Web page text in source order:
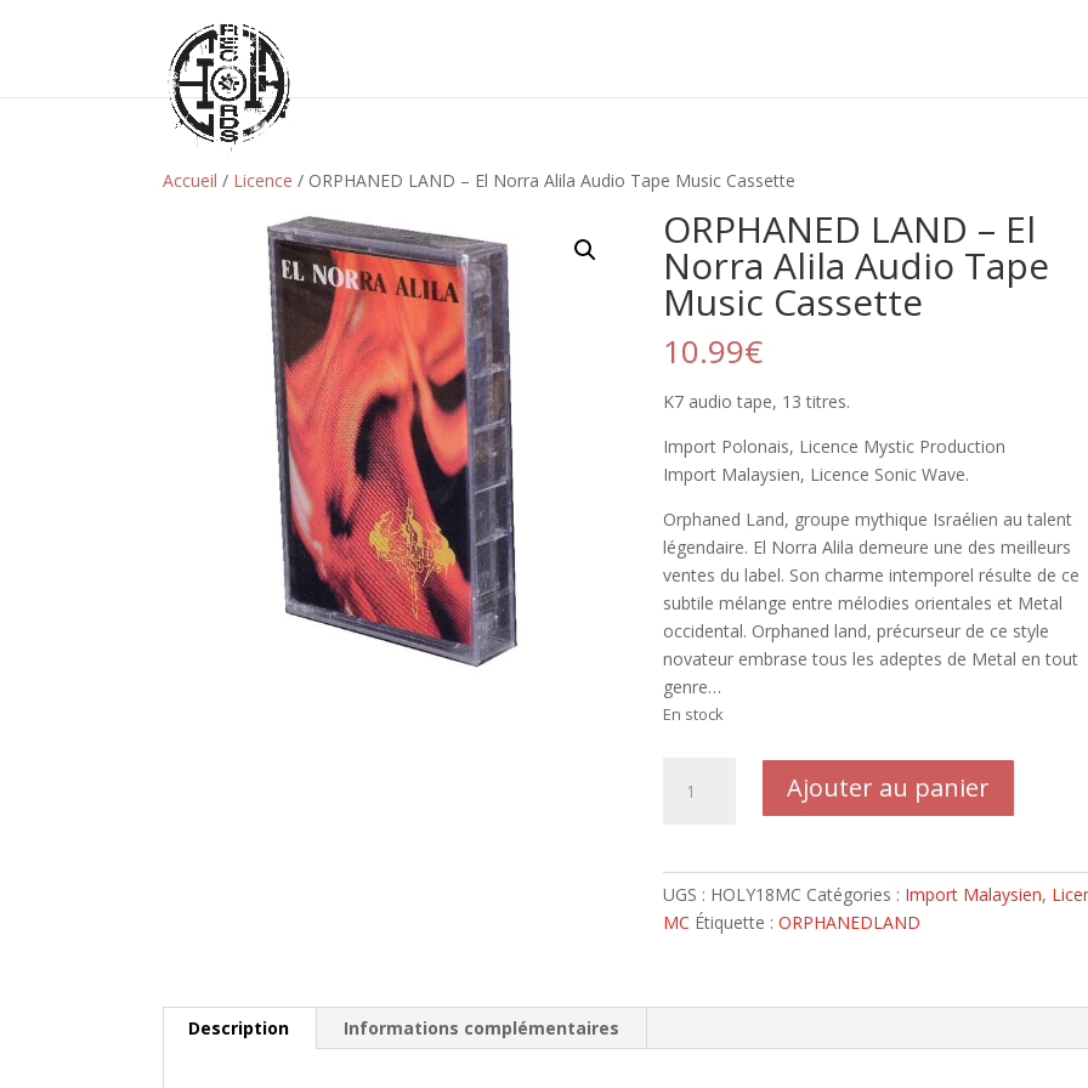
Accueil / Licence / ORPHANED LAND – El Norra Alila Audio Tape Music Cassette
ORPHANED LAND – El
Norra Alila Audio Tape
Music Cassette
10.99€
K7 audio tape, 13 titres.
Import Polonais, Licence Mystic Production
Import Malaysien, Licence Sonic Wave.
Orphaned Land, groupe mythique Israélien au talent
légendaire. El Norra Alila demeure une des meilleurs
ventes du label. Son charme intemporel résulte de ce
subtile mélange entre mélodies orientales et Metal
occidental. Orphaned land, précurseur de ce style
novateur embrase tous les adeptes de Metal en tout
genre…
En stock
Music
Ajouter au panier
UGS : HOLY18MC Catégories : Import Malaysien,
MC Étiquette :ORPHANEDLAND
Description Informations complémentaires